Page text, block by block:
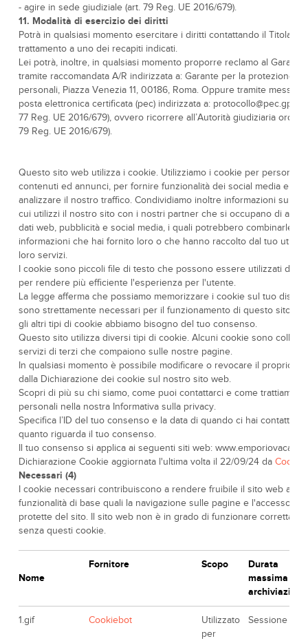
- agire in sede giudiziale (art. 79 Reg. UE 2016/679).
11. Modalità di esercizio dei diritti
Potrà in qualsiasi momento esercitare i diritti contattando il Titolare
trattamento a uno dei recapiti indicati.
Lei potrà, inoltre, in qualsiasi momento proporre reclamo al Garante
tramite raccomandata A/R indirizzata a: Garante per la protezione
personali, Piazza Venezia 11, 00186, Roma. Oppure tramite
posta elettronica certificata (pec) indirizzata a:
77 Reg. UE 2016/679), ovvero ricorrere all’Autorità giudiziaria
79 Reg. UE 2016/679).
Questo sito web utilizza i cookie. Utilizziamo i cookie per
contenuti ed annunci, per fornire funzionalità dei social media e per
analizzare il nostro traffico. Condividiamo inoltre informazioni sul
cui utilizzi il nostro sito con i nostri partner che si occupano di
dati web, pubblicità e social media, i quali potrebbero combinarle
informazioni che hai fornito loro o che hanno raccolto dal tuo
loro servizi.
I cookie sono piccoli file di testo che possono essere utilizzati dai
per rendere più efficiente l'esperienza per l'utente.
La legge afferma che possiamo memorizzare i cookie sul tuo
sono strettamente necessari per il funzionamento di questo sito.
gli altri tipi di cookie abbiamo bisogno del tuo consenso.
Questo sito utilizza diversi tipi di cookie. Alcuni cookie sono
servizi di terzi che compaiono sulle nostre pagine.
In qualsiasi momento è possibile modificare o revocare il proprio
dalla Dichiarazione dei cookie sul nostro sito web.
Scopri di più su chi siamo, come puoi contattarci e come trattiamo i
personali nella nostra Informativa sulla privacy.
Specifica l’ID del tuo consenso e la data di quando ci hai contattati
quanto riguarda il tuo consenso.
Il tuo consenso si applica ai seguenti siti web:
Dichiarazione Cookie aggiornata l'ultima volta il 22/09/24 da
Necessari (4)
I cookie necessari contribuiscono a rendere fruibile il sito web
funzionalità di base quali la navigazione sulle pagine e l'accesso
protette del sito. Il sito web non è in grado di funzionare
senza questi cookie.
Nome
Fornitore Scopo
Durata
massima di
archiviazione
1.gif Cookiebot
Utilizzato
per
Sessione